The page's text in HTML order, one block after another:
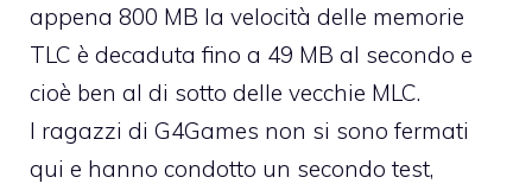
appena 800 MB la velocità delle memorie
TLC è decaduta fino a 49 MB al secondo e
cioè ben al di sotto delle vecchie MLC.
I ragazzi di G4Games non si sono fermati
qui e hanno condotto un secondo test,